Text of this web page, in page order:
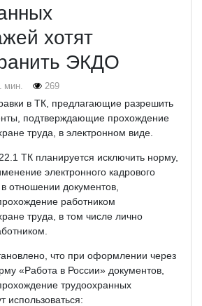
хотят
ЭКДО
269
в ТК, предлагающие разрешить
подтверждающие прохождение
труда, в электронном виде.
ТК планируется исключить норму,
электронного кадрового
отношении документов,
работником
труда, в том числе лично
что при оформлении через
«Работа в России» документов,
трудоохранных
использоваться: